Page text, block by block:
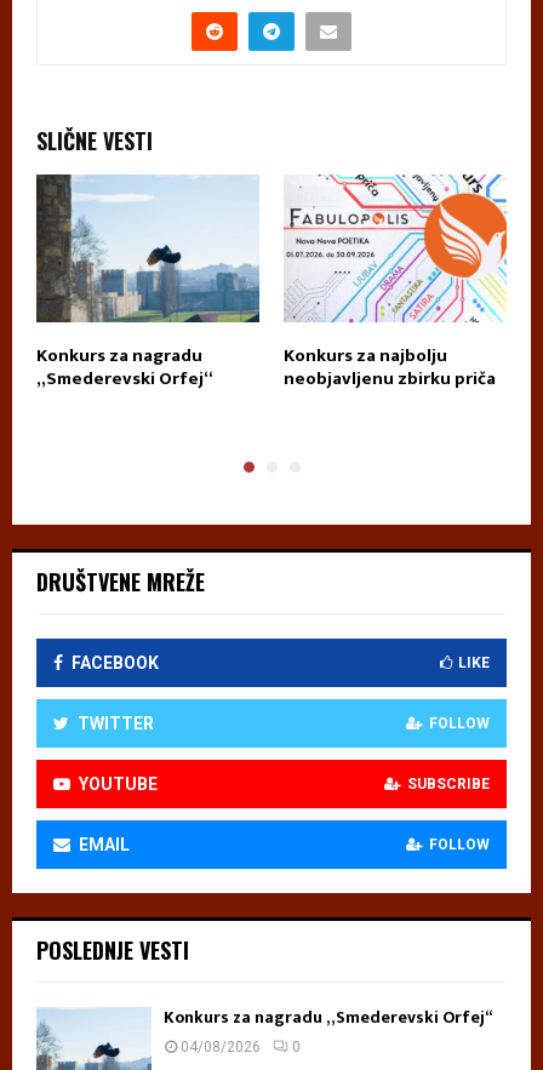
SLIČNE VESTI
Konkurs za nagradu
„Smederevski Orfej“
Konkurs za najbolju
neobjavljenu zbirku priča
DRUŠTVENE MREŽE
FACEBOOK LIKE
TWITTER FOLLOW
YOUTUBE SUBSCRIBE
EMAIL FOLLOW
POSLEDNJE VESTI
Konkurs za nagradu „Smederevski Orfej“
04/08/2026 0